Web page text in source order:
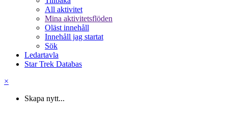
All aktivitet
Mina aktivitetsflöden
Oläst innehåll
Innehåll jag startat
Sök
Ledartavla
Star Trek Databas
×
Skapa nytt...